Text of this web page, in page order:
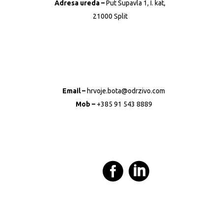
Adresa ureda –Put Supavla 1, I. kat,
21000 Split
Email – hrvoje.bota@odrzivo.com
Mob –+385 91 543 8889